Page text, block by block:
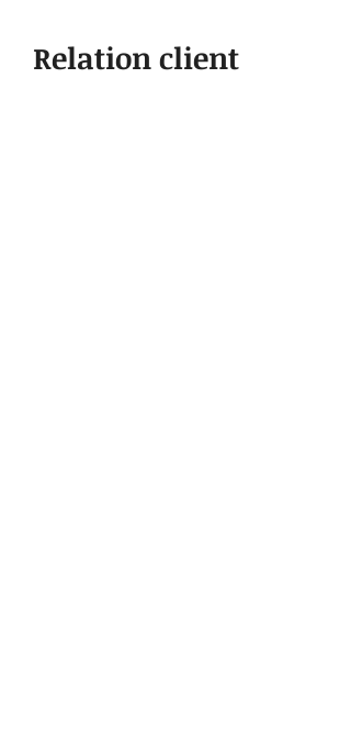
Relation client